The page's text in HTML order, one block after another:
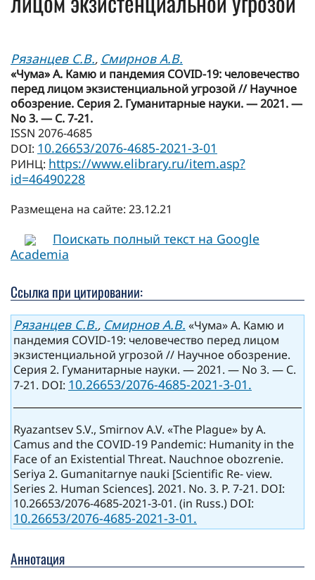
Рязанцев С.В., Смирнов А.В.
«Чума» А. Камю и пандемия COVID-19: человечество
перед лицом экзистенциальной угрозой // Научное
обозрение. Серия 2. Гуманитарные науки. — 2021. —
No 3. — С. 7-21.
ISSN 2076-4685
DOI: 10.26653/2076-4685-2021-3-01
РИНЦ: https://www.elibrary.ru/item.asp?
id=46490228
Размещена на сайте: 23.12.21
Поискать полный текст на Google
Academia
Ссылка при цитировании:
Рязанцев С.В., Смирнов А.В. «Чума» А. Камю и
пандемия COVID-19: человечество перед лицом
экзистенциальной угрозой // Научное обозрение.
Серия 2. Гуманитарные науки. — 2021. — No 3. — С.
7-21. DOI: 10.26653/2076-4685-2021-3-01.
Ryazantsev S.V., Smirnov A.V. «The Plague» by A.
Camus and the COVID-19 Pandemic: Humanity in the
Face of an Existential Threat. Nauchnoe obozrenie.
Seriya 2. Gumanitarnye nauki [Scientific Re- view.
Series 2. Human Sciences]. 2021. No. 3. Р. 7-21. DOI:
10.26653/2076-4685-2021-3-01. (in Russ.) DOI:
10.26653/2076-4685-2021-3-01.
Аннотация